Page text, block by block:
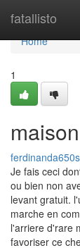
fatallisto
Home
Home
1
Je fais ceci
ou bien non
levant gratuit.
marche en
l'arriere d'rare
favoriser ce